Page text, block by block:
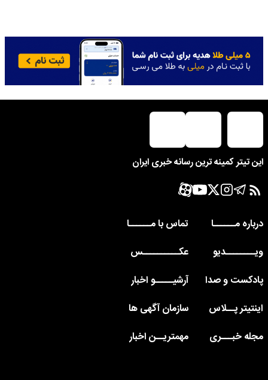
این تیتر کمینه ترین رسانه خبری ایران
درباره مــــــا
تماس با مــــــا
ویــــــــدیو
عکــــــــــس
پادکست و صدا
آرشیـــــو اخبار
اینتیتر پــلاس
سازمان آگهی ها
مجله خبـــری
مهمتریــن اخبار